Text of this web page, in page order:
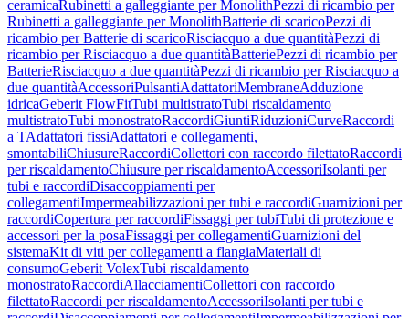
ceramicaRubinetti a galleggiante per MonolithPezzi di ricambio per
Rubinetti a galleggiante per MonolithBatterie di scaricoPezzi di
ricambio per Batterie di scaricoRisciacquo a due quantitàPezzi di
ricambio per Risciacquo a due quantitàBatteriePezzi di ricambio per
BatterieRisciacquo a due quantitàPezzi di ricambio per Risciacquo a
due quantitàAccessoriPulsantiAdattatoriMembraneAdduzione
idricaGeberit FlowFitTubi multistratoTubi riscaldamento
multistratoTubi monostratoRaccordiGiuntiRiduzioniCurveRaccordi
a TAdattatori fissiAdattatori e collegamenti,
smontabiliChiusureRaccordiCollettori con raccordo filettatoRaccordi
per riscaldamentoChiusure per riscaldamentoAccessoriIsolanti per
tubi e raccordiDisaccoppiamenti per
collegamentiImpermeabilizzazioni per tubi e raccordiGuarnizioni per
raccordiCopertura per raccordiFissaggi per tubiTubi di protezione e
accessori per la posaFissaggi per collegamentiGuarnizioni del
sistemaKit di viti per collegamenti a flangiaMateriali di
consumoGeberit VolexTubi riscaldamento
monostratoRaccordiAllacciamentiCollettori con raccordo
filettatoRaccordi per riscaldamentoAccessoriIsolanti per tubi e